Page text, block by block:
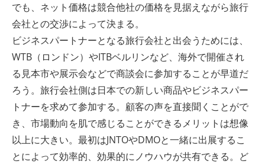
でも、ネット価格は競合他社の価格を見据えながら旅行
会社との交渉によって決まる。
ビジネスパートナーとなる旅行会社と出会うためには、
WTB（ロンドン）やITBベルリンなど、海外で開催され
る見本市や展示会などで商談会に参加することが早道だ
ろう。旅行会社側は日本での新しい商品やビジネスパー
トナーを求めて参加する。顧客の声を直接聞くことがで
き、市場動向を肌で感じることができるメリットは想像
以上に大きい。最初はJNTOやDMOと一緒に出展するこ
とによって効率的、効果的にノウハウが共有できる。ど